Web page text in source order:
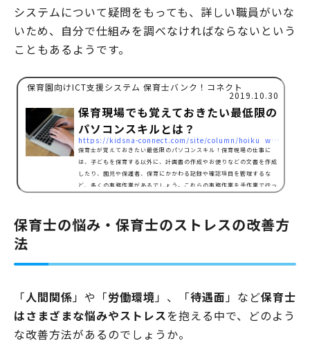
システムについて疑問をもっても、詳しい職員がいな
いため、自分で仕組みを調べなければならないという
こともあるようです。
保育園向けICT支援システム 保育士バンク！コネクト
2019.10.30
保育現場でも覚えておきたい最低限の
パソコンスキルとは？
https://kidsna-connect.com/site/column/hoiku_workstyle/1304
保育士が覚えておきたい最低限のパソコンスキル！保育現場の仕事に
は、子どもを保育する以外に、計画書の作成やお便りなどの文書を作成
したり、園児や保護者、保育にかかわる記録や確認項目を管理するな
ど、多くの事務作業があるでしょう。これらの事務作業を手作業で行っ
を削減できる(紙・ペン・インク等が不要になる) 文書の編集・修正を手
間なく行うことができる イラストや画像、表などを簡単…
保育士の悩み・保育士のストレスの改善方
法
「人間関係」や「労働環境」、「待遇面」など保育士
はさまざまな悩みやストレスを抱える中で、どのよう
な改善方法があるのでしょうか。